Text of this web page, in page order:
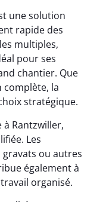
une solution
rapide des
multiples,
pour ses
chantier. Que
complète, la
stratégique.
Rantzwiller,
Les
ou autres
également à
organisé.